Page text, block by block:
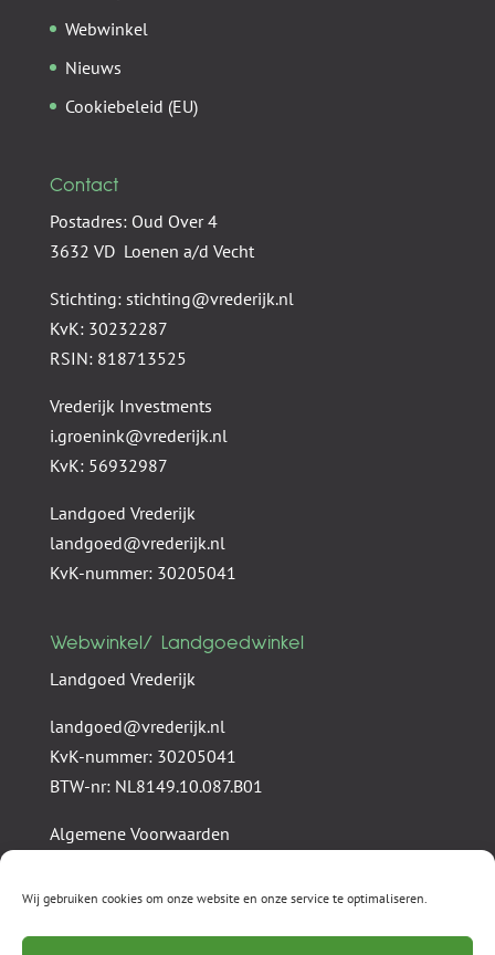
Wij gebruiken cookies om onze website en onze service te optimaliseren.
Webwinkel
Nieuws
Cookiebeleid (EU)
Contact
Postadres: Oud Over 4
3632 VD Loenen a/d Vecht
Stichting: stichting@vrederijk.nl
KvK: 30232287
RSIN: 818713525
Vrederijk Investments
i.groenink@vrederijk.nl
KvK: 56932987
Landgoed Vrederijk
landgoed@vrederijk.nl
KvK-nummer: 30205041
Webwinkel/ Landgoedwinkel
Landgoed Vrederijk
landgoed@vrederijk.nl
KvK-nummer: 30205041
BTW-nr: NL8149.10.087.B01
Algemene Voorwaarden